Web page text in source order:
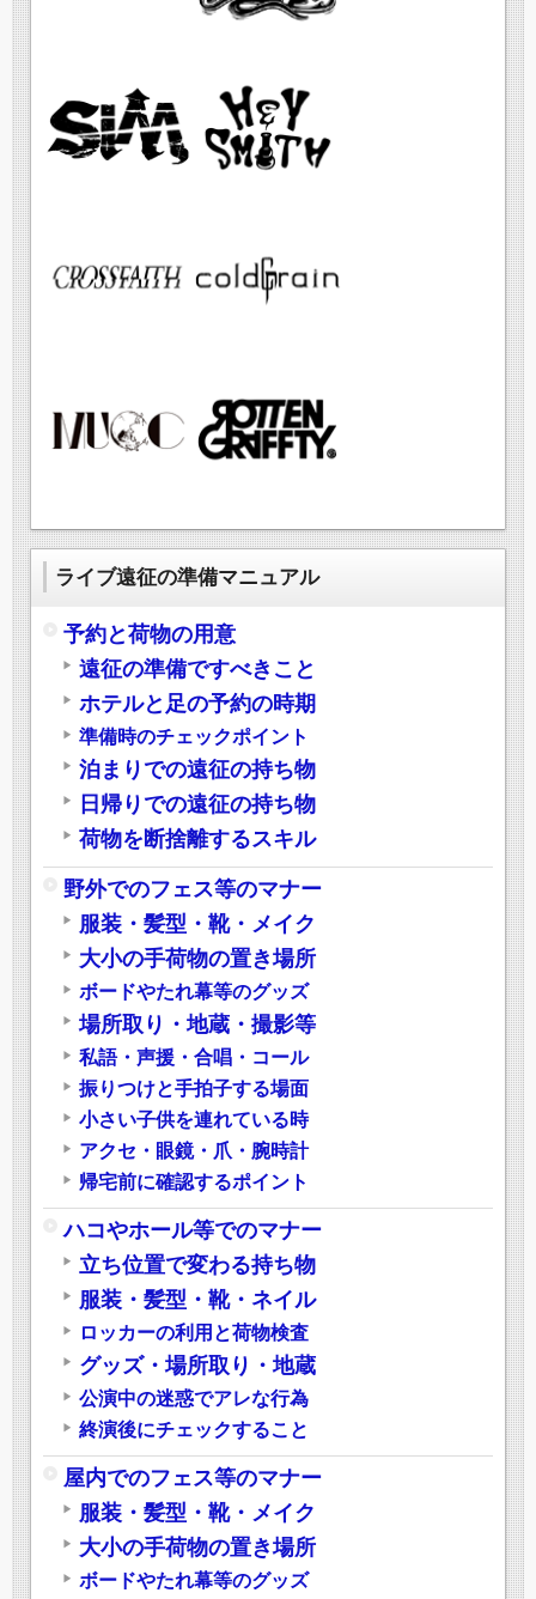
ライブ遠征の準備マニュアル
予約と荷物の用意
遠征の準備ですべきこと
ホテルと足の予約の時期
準備時のチェックポイント
泊まりでの遠征の持ち物
日帰りでの遠征の持ち物
荷物を断捨離するスキル
野外でのフェス等のマナー
服装・髪型・靴・メイク
大小の手荷物の置き場所
ボードやたれ幕等のグッズ
場所取り・地蔵・撮影等
私語・声援・合唱・コール
振りつけと手拍子する場面
小さい子供を連れている時
アクセ・眼鏡・爪・腕時計
帰宅前に確認するポイント
ハコやホール等でのマナー
立ち位置で変わる持ち物
服装・髪型・靴・ネイル
ロッカーの利用と荷物検査
グッズ・場所取り・地蔵
公演中の迷惑でアレな行為
終演後にチェックすること
屋内でのフェス等のマナー
服装・髪型・靴・メイク
大小の手荷物の置き場所
ボードやたれ幕等のグッズ